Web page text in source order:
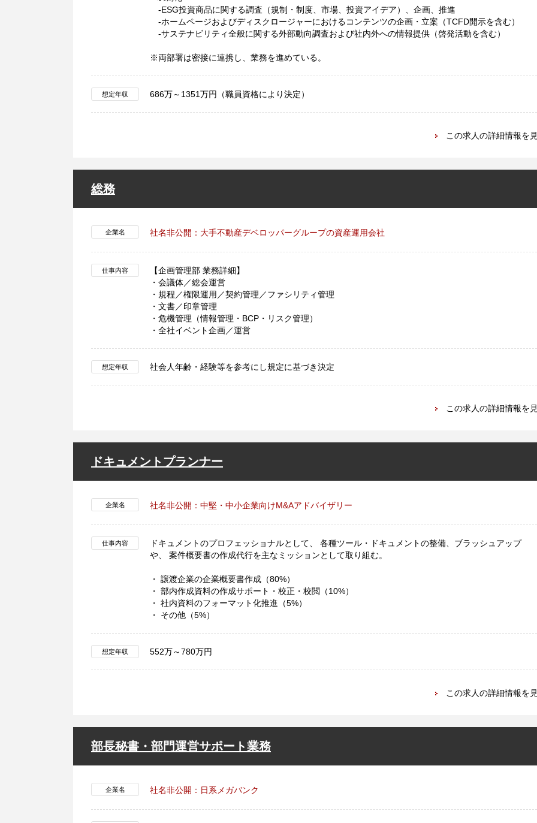
-ESG投資商品に関する調査（規制・制度、市場、投資アイデア）、企画、推進
-ホームページおよびディスクロージャーにおけるコンテンツの企画・立案（TCFD開示を含む）
-サステナビリティ全般に関する外部動向調査および社内外への情報提供（啓発活動を含む）
※両部署は密接に連携し、業務を進めている。
想定年収 686万～1351万円（職員資格により決定）
この求人の詳細情報を
総務
企業名 社名非公開：大手不動産デベロッパーグループの資産運用会社
仕事内容
【企画管理部 業務詳細】
・会議体／総会運営
・規程／権限運用／契約管理／ファシリティ管理
・文書／印章管理
・危機管理（情報管理・BCP・リスク管理）
・全社イベント企画／運営
想定年収 社会人年齢・経験等を参考にし規定に基づき決定
この求人の詳細情報を
ドキュメントプランナー
企業名 社名非公開：中堅・中小企業向けM&Aアドバイザリー
仕事内容
ドキュメントのプロフェッショナルとして、 各種ツール・ドキュメントの整備、ブラッシュアップ
や、 案件概要書の作成代行を主なミッションとして取り組む。
・ 譲渡企業の企業概要書作成（80%）
・ 部内作成資料の作成サポート・校正・校閲（10%）
・ 社内資料のフォーマット化推進（5%）
・ その他（5%）
想定年収 552万～780万円
この求人の詳細情報を
部長秘書・部門運営サポート業務
企業名 社名非公開：日系メガバンク